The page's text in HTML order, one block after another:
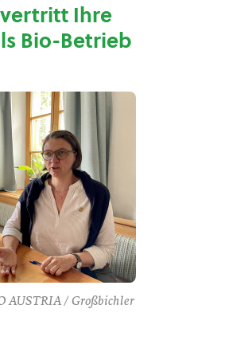
vertritt Ihre
Bio-Betrieb
AUSTRIA / Großbichler